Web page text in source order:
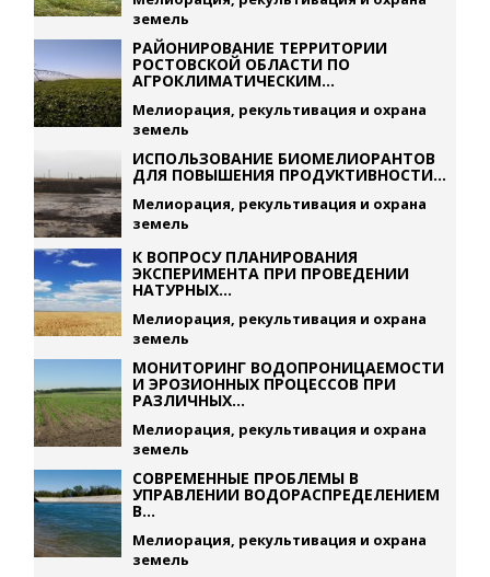
земель
РАЙОНИРОВАНИЕ ТЕРРИТОРИИ
РОСТОВСКОЙ ОБЛАСТИ ПО
АГРОКЛИМАТИЧЕСКИМ...
Мелиорация, рекультивация и охрана
земель
ИСПОЛЬЗОВАНИЕ БИОМЕЛИОРАНТОВ
ДЛЯ ПОВЫШЕНИЯ ПРОДУКТИВНОСТИ...
Мелиорация, рекультивация и охрана
земель
К ВОПРОСУ ПЛАНИРОВАНИЯ
ЭКСПЕРИМЕНТА ПРИ ПРОВЕДЕНИИ
НАТУРНЫХ...
Мелиорация, рекультивация и охрана
земель
МОНИТОРИНГ ВОДОПРОНИЦАЕМОСТИ
И ЭРОЗИОННЫХ ПРОЦЕССОВ ПРИ
РАЗЛИЧНЫХ...
Мелиорация, рекультивация и охрана
земель
СОВРЕМЕННЫЕ ПРОБЛЕМЫ В
УПРАВЛЕНИИ ВОДОРАСПРЕДЕЛЕНИЕМ
В...
Мелиорация, рекультивация и охрана
земель